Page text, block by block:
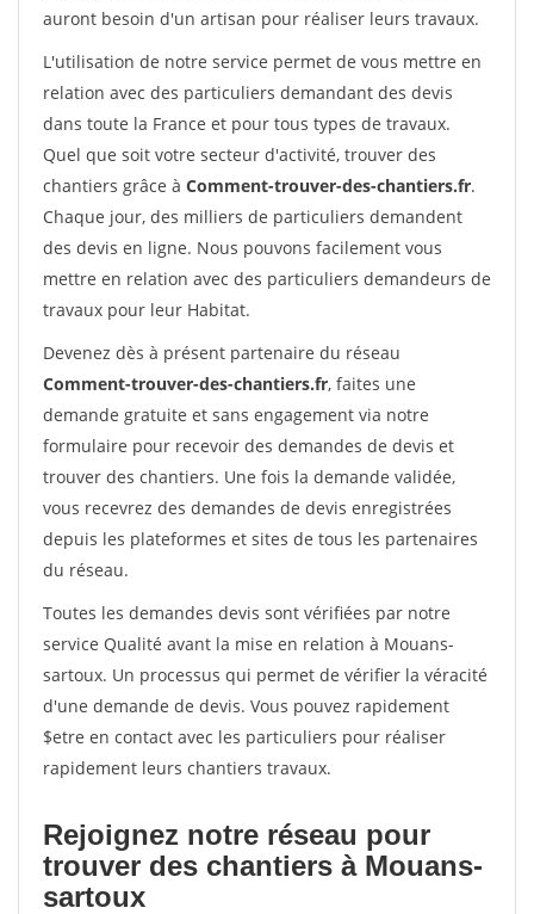
auront besoin d'un artisan pour réaliser leurs travaux.
L'utilisation de notre service permet de vous mettre en
relation avec des particuliers demandant des devis
dans toute la France et pour tous types de travaux.
Quel que soit votre secteur d'activité, trouver des
chantiers grâce à Comment-trouver-des-chantiers.fr.
Chaque jour, des milliers de particuliers demandent
des devis en ligne. Nous pouvons facilement vous
mettre en relation avec des particuliers demandeurs de
travaux pour leur Habitat.
Devenez dès à présent partenaire du réseau
Comment-trouver-des-chantiers.fr, faites une
demande gratuite et sans engagement via notre
formulaire pour recevoir des demandes de devis et
trouver des chantiers. Une fois la demande validée,
vous recevrez des demandes de devis enregistrées
depuis les plateformes et sites de tous les partenaires
du réseau.
Toutes les demandes devis sont vérifiées par notre
service Qualité avant la mise en relation à Mouans-
sartoux. Un processus qui permet de vérifier la véracité
d'une demande de devis. Vous pouvez rapidement
$etre en contact avec les particuliers pour réaliser
rapidement leurs chantiers travaux.
Rejoignez notre réseau pour
trouver des chantiers à Mouans-
sartoux